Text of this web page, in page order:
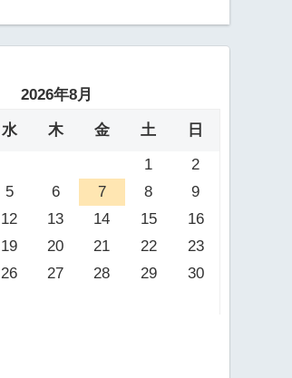
2026年8月
水 木 金 土
日
1
2
5 6 7 8
9
12 13 14 15
16
19 20 21 22
23
26 27 28 29
30